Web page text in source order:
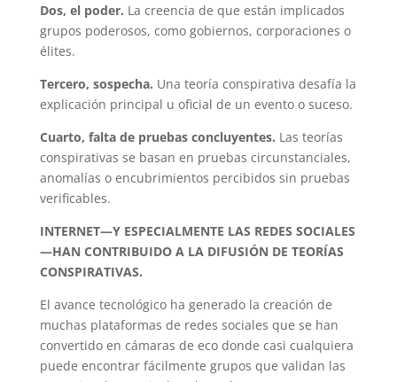
Dos, el poder. La creencia de que están implicados
grupos poderosos, como gobiernos, corporaciones o
élites.
Tercero, sospecha. Una teoría conspirativa desafía la
explicación principal u oficial de un evento o suceso.
Cuarto, falta de pruebas concluyentes. Las teorías
conspirativas se basan en pruebas circunstanciales,
anomalías o encubrimientos percibidos sin pruebas
verificables.
INTERNET—Y ESPECIALMENTE LAS REDES SOCIALES
—HAN CONTRIBUIDO A LA DIFUSIÓN DE TEORÍAS
CONSPIRATIVAS.
El avance tecnológico ha generado la creación de
muchas plataformas de redes sociales que se han
convertido en cámaras de eco donde casi cualquiera
puede encontrar fácilmente grupos que validan las